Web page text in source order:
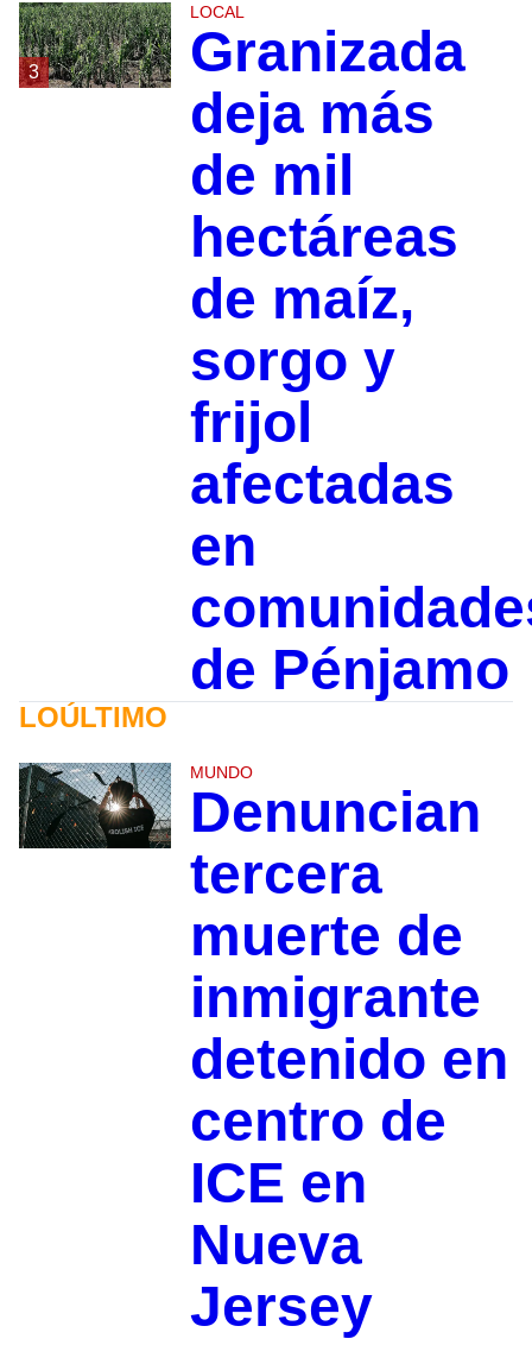
3
LOCAL
Granizada
deja más
de mil
hectáreas
de maíz,
sorgo y
frijol
afectadas
en
de Pénjamo
LOÚLTIMO
MUNDO
Denuncian
tercera
muerte de
inmigrante
detenido en
centro de
ICE en
Nueva
Jersey